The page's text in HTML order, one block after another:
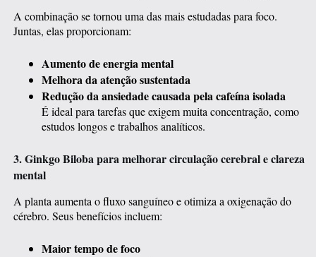
A combinação se tornou uma das mais estudadas para foco.
Juntas, elas proporcionam:
Aumento de energia mental
Melhora da atenção sustentada
Redução da ansiedade causada pela cafeína isolada
É ideal para tarefas que exigem muita concentração, como
estudos longos e trabalhos analíticos.
3. Ginkgo Biloba para melhorar circulação cerebral e clareza
mental
A planta aumenta o fluxo sanguíneo e otimiza a oxigenação do
cérebro. Seus benefícios incluem:
Maior tempo de foco